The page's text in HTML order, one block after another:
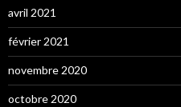
avril 2021
février 2021
novembre 2020
octobre 2020